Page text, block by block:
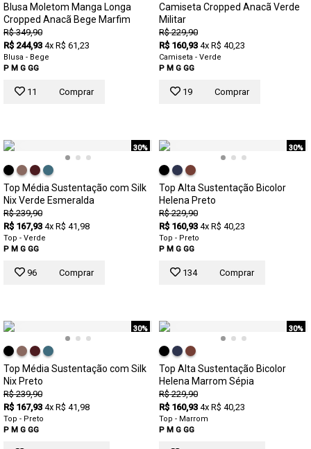
Blusa Moletom Manga Longa
Cropped Anacã Bege Marfim
R$ 349,90
R$ 244,93 4x R$ 61,23
Blusa - Bege
P M G GG
11 Comprar
Camiseta Cropped Anacã Verde
Militar
R$ 229,90
R$ 160,93 4x R$ 40,23
Camiseta - Verde
P M G GG
19 Comprar
30%
Top Média Sustentação com Silk
Nix Verde Esmeralda
R$ 239,90
R$ 167,93 4x R$ 41,98
Top - Verde
P M G GG
96 Comprar
30%
Top Alta Sustentação Bicolor
Helena Preto
R$ 229,90
R$ 160,93 4x R$ 40,23
Top - Preto
P M G GG
134 Comprar
30%
Top Média Sustentação com Silk
Nix Preto
R$ 239,90
R$ 167,93 4x R$ 41,98
Top - Preto
P M G GG
30%
Top Alta Sustentação Bicolor
Helena Marrom Sépia
R$ 229,90
R$ 160,93 4x R$ 40,23
Top - Marrom
P M G GG